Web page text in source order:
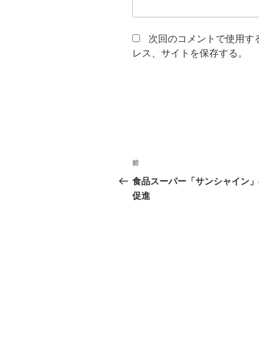
次回のコメントで使用す
レス、サイトを保存する。
投
稿
ナ
過
去
の
前
食品スーパー「サンシャイン
促進